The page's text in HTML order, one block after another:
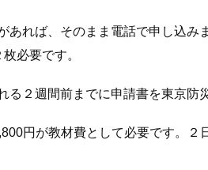
あれば、そのまま電話で申し込
必要です。
る２週間前までに申請書を東京防
円が教材費として必要です。